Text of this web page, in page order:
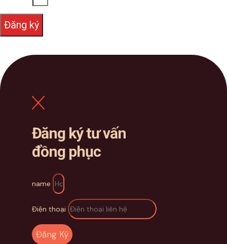
Đăng ký
Đăng ký tư vấn
đồng phục
name
Điện thoại
Đăng Ký